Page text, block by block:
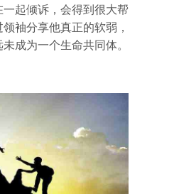
起倾诉，会得到很大帮
袖分享他真正的软弱，
成为一个生命共同体。